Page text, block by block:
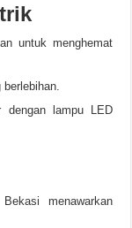
untuk menghemat
berlebihan.
dengan lampu LED
menawarkan